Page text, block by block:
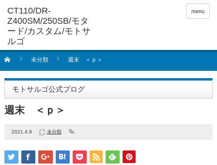
menu
未分類 週末 ＜ｐ＞
モトサルゴ公式ブログ
週末 ＜ｐ＞
2021.4.9 未分類